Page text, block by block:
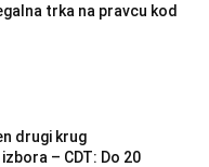
trka na pravcu kod
drugi krug
– CDT: Do 20